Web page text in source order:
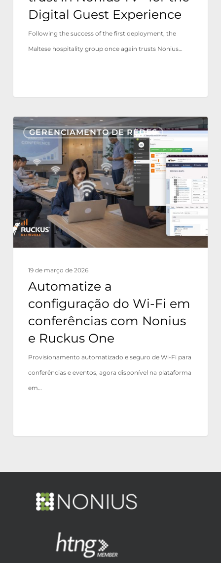
Digital Guest Experience
Following the success of the first deployment, the
Maltese hospitality group once again trusts Nonius…
GERENCIAMENTO DE REDES
Automatize
configuração
do
Wi-
Fi
em
conferências
com
Ruckus
One
19 de março de 2026
Automatize a
configuração do Wi-Fi em
conferências com Nonius
e Ruckus One
Provisionamento automatizado e seguro de Wi-Fi para
conferências e eventos, agora disponível na plataforma
em…